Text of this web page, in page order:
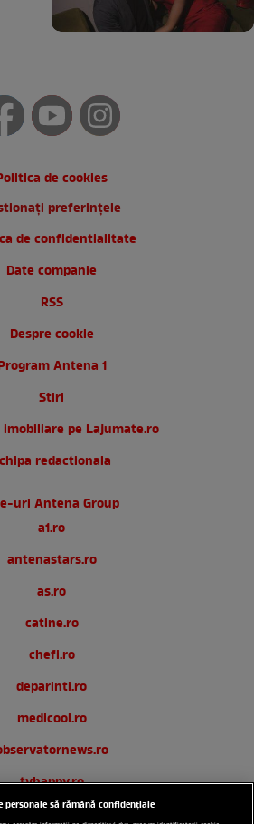
de cookies
preferințele
de confidentialitate
Date companie
RSS
Despre cookie
Antena 1
Stiri
pe Lajumate.ro
redactionala
uri Antena Group
a1.ro
antenastars.ro
as.ro
catine.ro
chefi.ro
deparinti.ro
medicool.ro
tvhappy.ro
useit.ro
personale să rămână confidențiale